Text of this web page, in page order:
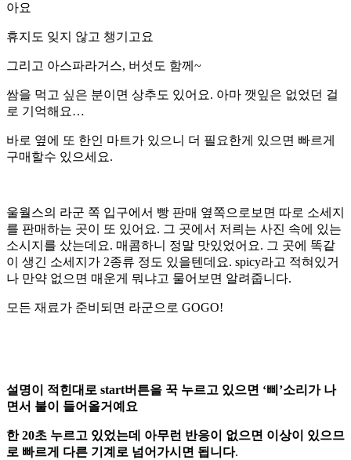
아요
휴지도 잊지 않고 챙기고요
그리고 아스파라거스, 버섯도 함께~
쌈을 먹고 싶은 분이면 상추도 있어요. 아마 깻잎은 없었던 걸
로 기억해요…
바로 옆에 또 한인 마트가 있으니 더 필요한게 있으면 빠르게
구매할수 있으세요.
울월스의 라군 쪽 입구에서 빵 판매 옆쪽으로보면 따로 소세지
를 판매하는 곳이 또 있어요. 그 곳에서 저릐는 사진 속에 있는
소시지를 샀는데요. 매콤하니 정말 맛있었어요. 그 곳에 똑같
이 생긴 소세지가 2종류 정도 있을텐데요. spicy라고 적혀있거
나 만약 없으면 매운게 뭐냐고 물어보면 알려줍니다.
모든 재료가 준비되면 라군으로 GOGO!
설명이 적힌대로 start버튼을 꾹 누르고 있으면 ‘삐’소리가 나
면서 불이 들어올거예요
한 20초 누르고 있었는데 아무런 반응이 없으면 이상이 있으므
로 빠르게 다른 기계로 넘어가시면 됩니다.